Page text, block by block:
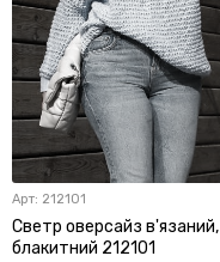
Арт: 212101
Светр оверсайз в'язаний,
блакитний 212101